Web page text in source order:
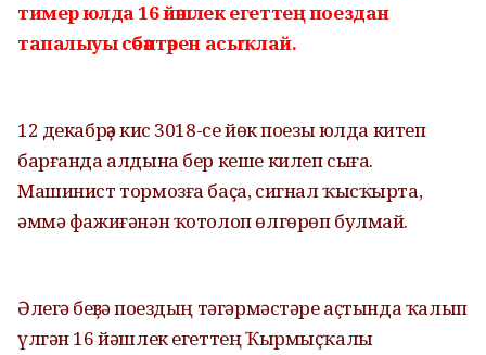
тимер юлда 16 йәшлек егеттең поездан
тапалыуы сәбәптәрен асыҡлай.
12 декабрҙә кис 3018-се йөк поезы юлда китеп
барғанда алдына бер кеше килеп сыға.
Машинист тормозға баҫа, сигнал ҡысҡырта,
әммә фажиғәнән ҡотолоп өлгөрөп булмай.
Әлегә беҙгә поездың тәгәрмәстәре аҫтында ҡалып
үлгән 16 йәшлек егеттең Ҡырмыҫҡалы